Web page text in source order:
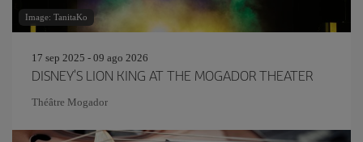
Image: TanitaKo
17 sep 2025 - 09 ago 2026
DISNEY'S LION KING AT THE MOGADOR THEATER
Théâtre Mogador